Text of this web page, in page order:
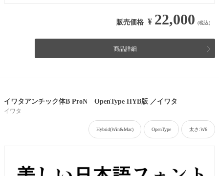
販売価格 ¥ 22,000 (税込)
商品詳細
イワタアンチック体B ProN OpenType HYB版 ／イワタ
イワタ
Hybrid(Win&Mac) OpenType 太さ:W6